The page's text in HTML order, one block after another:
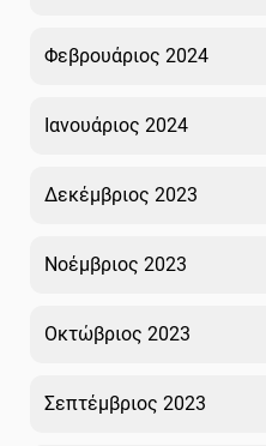
Φεβρουάριος 2024
Ιανουάριος 2024
Δεκέμβριος 2023
Νοέμβριος 2023
Οκτώβριος 2023
Σεπτέμβριος 2023